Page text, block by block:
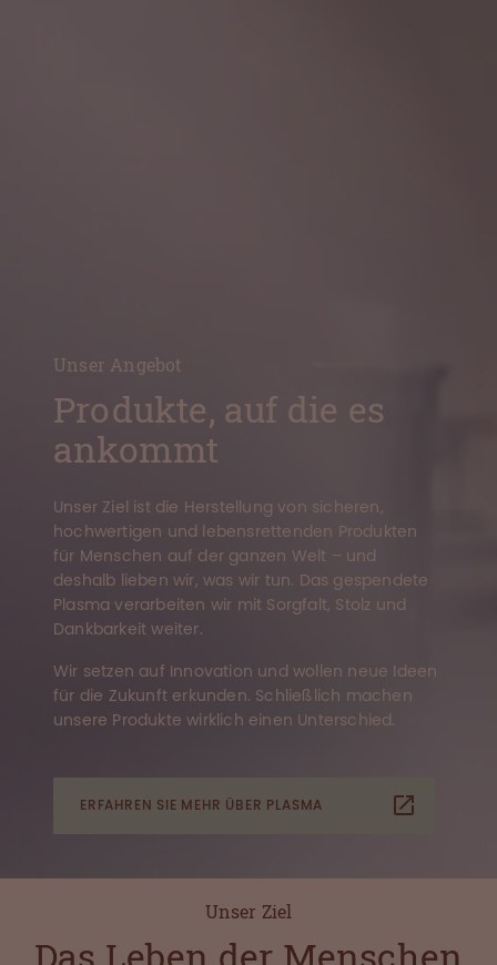
Unser Angebot
Produkte, auf die es
ankommt
Unser Ziel ist die Herstellung von sicheren,
hochwertigen und lebensrettenden Produkten
für Menschen auf der ganzen Welt – und
deshalb lieben wir, was wir tun. Das gespendete
Plasma verarbeiten wir mit Sorgfalt, Stolz und
Dankbarkeit weiter.
Wir setzen auf Innovation und wollen neue Ideen
für die Zukunft erkunden. Schließlich machen
unsere Produkte wirklich einen Unterschied.
ERFAHREN SIE MEHR ÜBER PLASMA
Unser Ziel